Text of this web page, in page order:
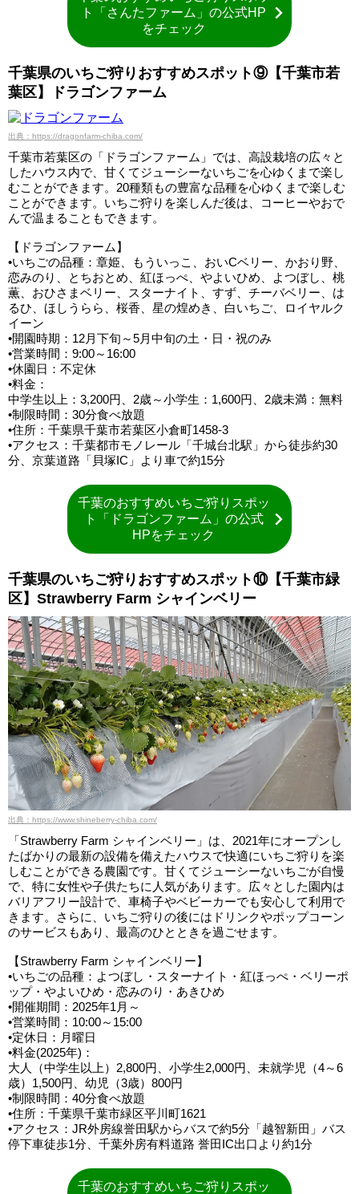
ト「さんたファーム」の公式HP
をチェック
千葉県のいちご狩りおすすめスポット⑨【千葉市若
葉区】ドラゴンファーム
出典：https://dragonfarm-chiba.com/
千葉市若葉区の「ドラゴンファーム」では、高設栽培の広々と
したハウス内で、甘くてジューシーないちごを心ゆくまで楽し
むことができます。20種類もの豊富な品種を心ゆくまで楽しむ
ことができます。いちご狩りを楽しんだ後は、コーヒーやおで
んで温まることもできます。
【ドラゴンファーム】
•いちごの品種：章姫、もういっこ、おいCベリー、かおり野、
恋みのり、とちおとめ、紅ほっぺ、やよいひめ、よつぼし、桃
薫、おひさまベリー、スターナイト、すず、チーバベリー、は
るひ、ほしうらら、桜香、星の煌めき、白いちご、ロイヤルク
イーン
•開園時期：12月下旬～5月中旬の土・日・祝のみ
•営業時間：9:00～16:00
•休園日：不定休
•料金：
中学生以上：3,200円、2歳～小学生：1,600円、2歳未満：無料
•制限時間：30分食べ放題
•住所：千葉県千葉市若葉区小倉町1458-3
•アクセス：千葉都市モノレール「千城台北駅」から徒歩約30
分、京葉道路「貝塚IC」より車で約15分
千葉のおすすめいちご狩りスポッ
ト「ドラゴンファーム」の公式
HPをチェック
千葉県のいちご狩りおすすめスポット⑩【千葉市緑
区】Strawberry Farm シャインベリー
出典：https://www.shineberry-chiba.com/
「Strawberry Farm シャインベリー」は、2021年にオープンし
たばかりの最新の設備を備えたハウスで快適にいちご狩りを楽
しむことができる農園です。甘くてジューシーないちごが自慢
で、特に女性や子供たちに人気があります。広々とした園内は
バリアフリー設計で、車椅子やベビーカーでも安心して利用で
きます。さらに、いちご狩りの後にはドリンクやポップコーン
のサービスもあり、最高のひとときを過ごせます。
【Strawberry Farm シャインベリー】
•いちごの品種：よつぼし・スターナイト・紅ほっぺ・ベリーポ
ップ・やよいひめ・恋みのり・あきひめ
•開催期間：2025年1月～
•営業時間：10:00～15:00
•定休日：月曜日
•料金(2025年)：
大人（中学生以上）2,800円、小学生2,000円、未就学児（4～6
歳）1,500円、幼児（3歳）800円
•制限時間：40分食べ放題
•住所：千葉県千葉市緑区平川町1621
•アクセス：JR外房線誉田駅からバスで約5分「越智新田」バス
停下車徒歩1分、千葉外房有料道路 誉田IC出口より約1分
千葉のおすすめいちご狩りスポッ